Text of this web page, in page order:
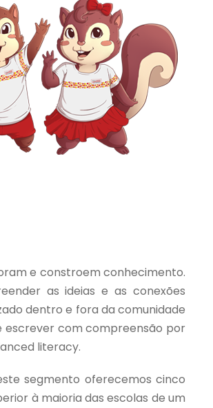
e constroem conhecimento.
as ideias e as conexões
dentro e fora da comunidade
escrever com compreensão por
literacy.
segmento oferecemos cinco
à maioria das escolas de um